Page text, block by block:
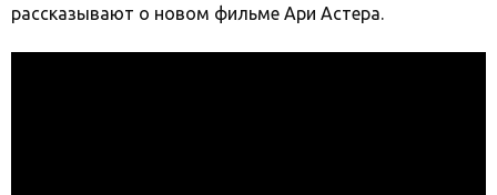
рассказывают о новом фильме Ари Астера.